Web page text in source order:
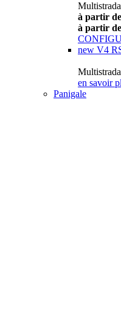
à partir
à partir
new V4
en savoir
Panigale